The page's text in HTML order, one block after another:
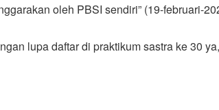
oleh PBSI sendiri” (19-februari-
lupa daftar di praktikum sastra ke 30